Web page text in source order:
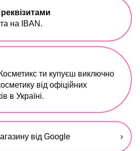
на IBAN.
ти купуєш виключно
від офіційних
в Україні.
від Google ›